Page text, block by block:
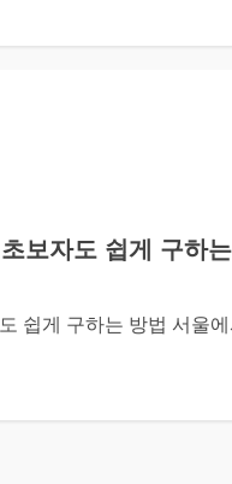
보자도 쉽게 구하
쉽게 구하는 방법 서울